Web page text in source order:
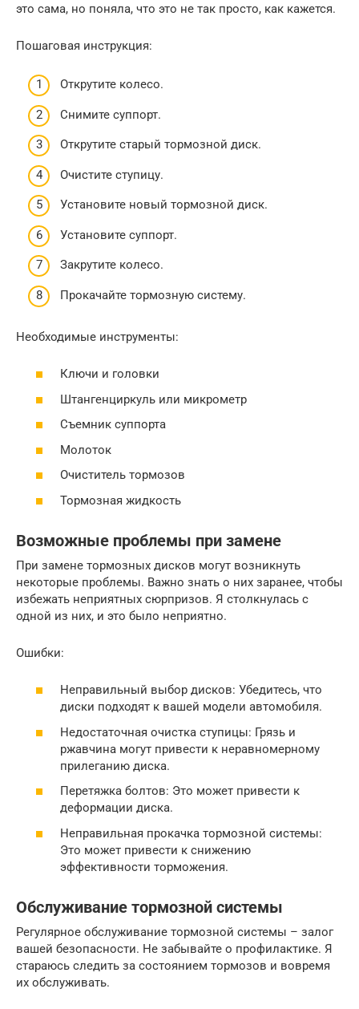
это сама, но поняла, что это не так просто, как кажется.
Пошаговая инструкция:
Открутите колесо.
Снимите суппорт.
Открутите старый тормозной диск.
Очистите ступицу.
Установите новый тормозной диск.
Установите суппорт.
Закрутите колесо.
Прокачайте тормозную систему.
Необходимые инструменты:
Ключи и головки
Штангенциркуль или микрометр
Съемник суппорта
Молоток
Очиститель тормозов
Тормозная жидкость
Возможные проблемы при замене
При замене тормозных дисков могут возникнуть
некоторые проблемы. Важно знать о них заранее, чтобы
избежать неприятных сюрпризов. Я столкнулась с
одной из них, и это было неприятно.
Ошибки:
Неправильный выбор дисков: Убедитесь, что
диски подходят к вашей модели автомобиля.
Недостаточная очистка ступицы: Грязь и
ржавчина могут привести к неравномерному
прилеганию диска.
Перетяжка болтов: Это может привести к
деформации диска.
Неправильная прокачка тормозной системы:
Это может привести к снижению
эффективности торможения.
Обслуживание тормозной системы
Регулярное обслуживание тормозной системы – залог
вашей безопасности. Не забывайте о профилактике. Я
стараюсь следить за состоянием тормозов и вовремя
их обслуживать.